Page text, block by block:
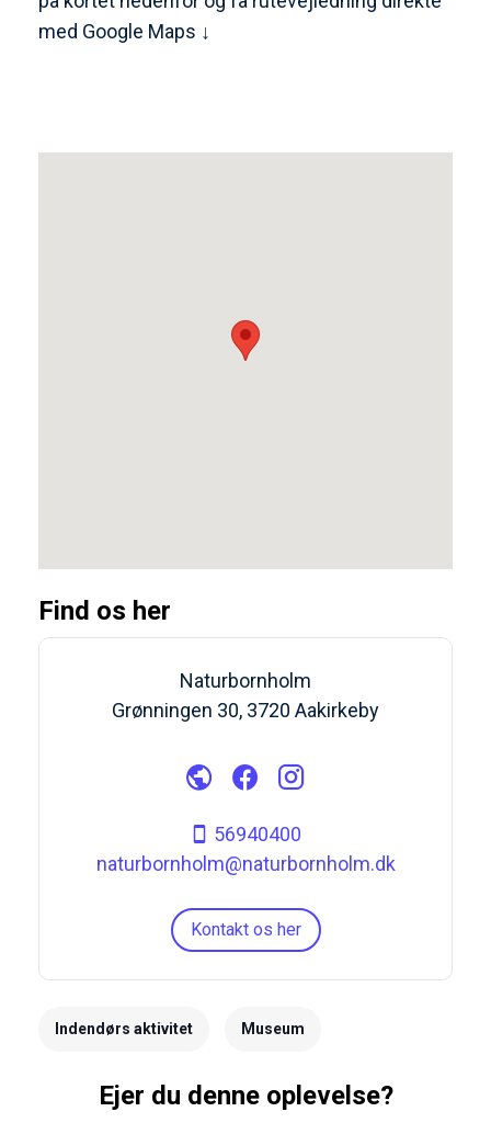
med Google Maps ↓
Find os her
Naturbornholm
Grønningen 30, 3720 Aakirkeby
56940400
naturbornholm@naturbornholm.dk
Kontakt os her
Indendørs aktivitet Museum
Ejer du denne oplevelse?